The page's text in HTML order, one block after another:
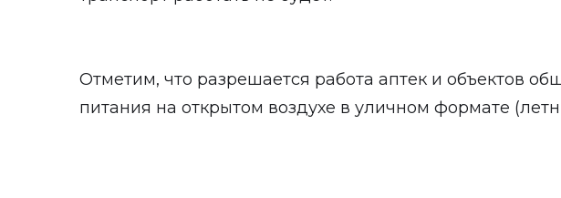
Отметим, что разрешается работа аптек и объектов
питания на открытом воздухе в уличном формате